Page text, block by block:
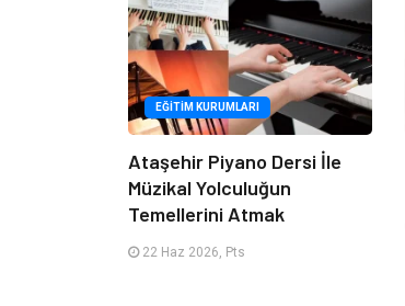
EĞITIM KURUMLARI
Ataşehir Piyano Dersi İle
Müzikal Yolculuğun
Temellerini Atmak
22 Haz 2026, Pts